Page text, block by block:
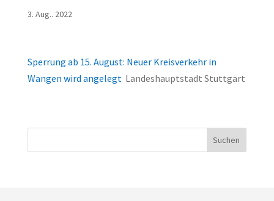
3. Aug.. 2022
Sperrung ab 15. August: Neuer Kreisverkehr in
Wangen wird angelegt Landeshauptstadt Stuttgart
Suchen